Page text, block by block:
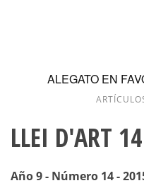
ALEGATO EN
LLEI D'ART 14
Año 9 - Número 14 -